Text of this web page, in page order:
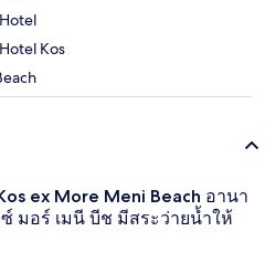
Kos
ex More Meni Beach อานา
มอร์ เมนี บีช มีสระว่ายน้ำให้